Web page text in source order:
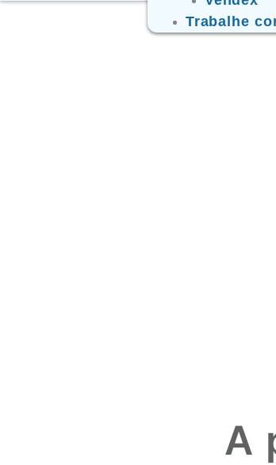
Trabalhe
A